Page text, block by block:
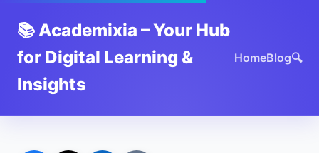
📚 Academixia – Your Hub
for Digital Learning &
Insights
HomeBlog🔍